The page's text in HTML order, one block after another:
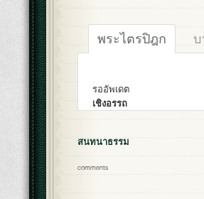
พระไตรปิฎก บ
รออัพเดต
เชิงอรรถ
สนทนาธรรม
comments